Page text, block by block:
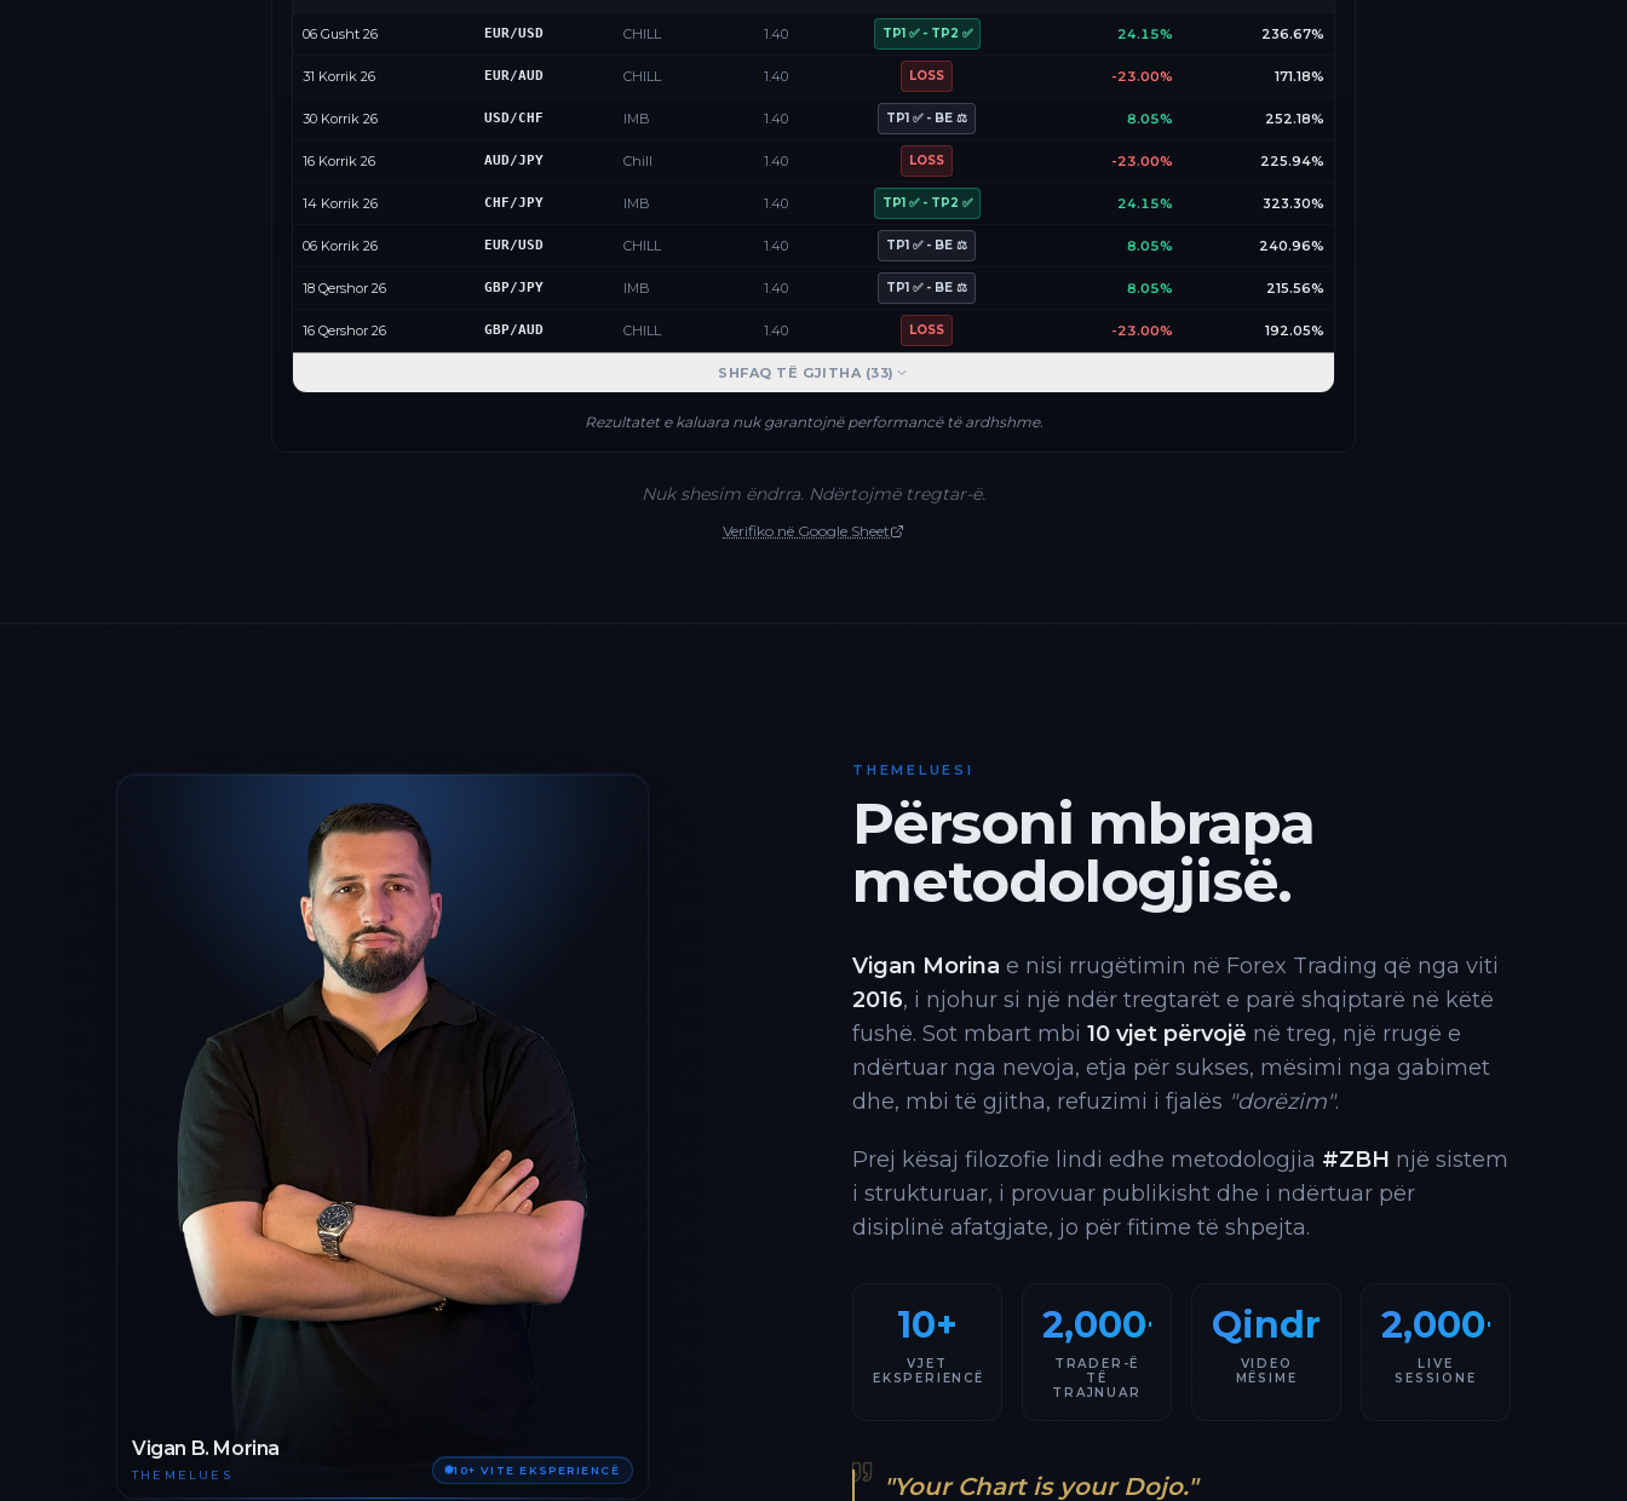
06 Gusht 26 EUR/USD CHILL 1.40 TP1 ✅ - TP2 ✅ 24.15% 236.67%
31 Korrik 26 EUR/AUD CHILL 1.40 LOSS -23.00% 171.18%
30 Korrik 26 USD/CHF IMB 1.40 TP1 ✅ - BE ⚖️ 8.05% 252.18%
16 Korrik 26 AUD/JPY Chill 1.40 LOSS -23.00% 225.94%
14 Korrik 26 CHF/JPY IMB 1.40 TP1 ✅ - TP2 ✅ 24.15% 323.30%
06 Korrik 26 EUR/USD CHILL 1.40 TP1 ✅ - BE ⚖️ 8.05% 240.96%
18 Qershor 26 GBP/JPY IMB 1.40 TP1 ✅ - BE ⚖️ 8.05% 215.56%
16 Qershor 26 GBP/AUD CHILL 1.40 LOSS -23.00% 192.05%
SHFAQ TË GJITHA (33)
Rezultatet e kaluara nuk garantojnë performancë të ardhshme.
Nuk shesim ëndrra. Ndërtojmë tregtar-ë.
Verifiko në Google Sheet
Vigan B. Morina
THEMELUES 10+ VITE EKSPERIENCË
THEMELUESI
Përsoni mbrapa
metodologjisë.
Vigan Morina e nisi rrugëtimin në Forex Trading që nga viti
2016, i njohur si një ndër tregtarët e parë shqiptarë në këtë
fushë. Sot mbart mbi 10 vjet përvojë në treg, një rrugë e
ndërtuar nga nevoja, etja për sukses, mësimi nga gabimet
dhe, mbi të gjitha, refuzimi i fjalës "dorëzim".
Prej kësaj filozofie lindi edhe metodologjia #ZBH një sistem
i strukturuar, i provuar publikisht dhe i ndërtuar për
disiplinë afatgjate, jo për fitime të shpejta.
10+
VJET
EKSPERIENCË
2,000+
TRADER-Ë
TË
TRAJNUAR
Qindra
VIDEO
MËSIME
2,000+
LIVE
SESSIONE
"Your Chart is your Dojo."